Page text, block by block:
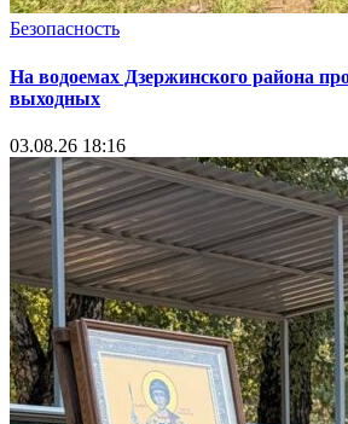
Безопасность
На водоемах Дзержинского района
выходных
03.08.26 18:16